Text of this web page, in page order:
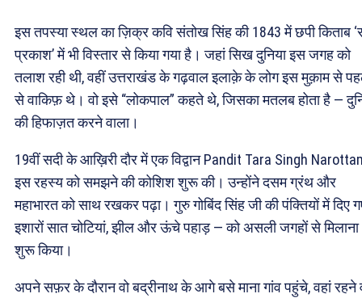
इस तपस्या स्थल का ज़िक्र कवि संतोख सिंह की 1843 में छपी किताब
प्रकाश’ में भी विस्तार से किया गया है। जहां सिख दुनिया इस जगह को
तलाश रही थी, वहीं उत्तराखंड के गढ़वाल इलाक़े के लोग इस मुक़ाम से
से वाकिफ़ थे। वो इसे “लोकपाल” कहते थे, जिसका मतलब होता है —
की हिफाज़त करने वाला।
19वीं सदी के आख़िरी दौर में एक विद्वान Pandit Tara Singh
इस रहस्य को समझने की कोशिश शुरू की। उन्होंने दसम ग्रंथ और
महाभारत को साथ रखकर पढ़ा। गुरु गोबिंद सिंह जी की पंक्तियों में दिए
इशारों सात चोटियां, झील और ऊंचे पहाड़ — को असली जगहों से मिलाना
शुरू किया।
अपने सफ़र के दौरान वो बद्रीनाथ के आगे बसे माना गांव पहुंचे, वहां रहने